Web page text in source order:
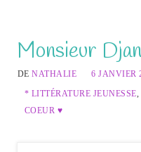
Monsieur
DENATHALIE
6 JANVIER
* LITTÉRATURE JEUNESSE,
COEUR ♥